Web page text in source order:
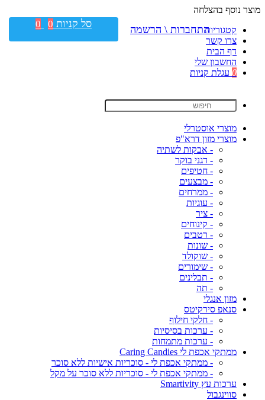
מוצר נוסף בהצלחה
קטגוריות
צרו קשר
דף הבית
החשבון שלי
0 עגלת קניות
מוצרי אוסטרלי
מוצרי מזון דרא"פ
- אבקות לשתיה
- דגני בוקר
- חטיפים
- מבצעים
- ממרחים
- עוגיות
- ציר
- קינוחים
- רטבים
- שונות
- שוקולד
- שימורים
- תבלינים
- תה
מזון אנגלי
סנאפ סירקיטס
- חלקי חילוף
- ערכות בסיסיות
- ערכות מתמחות
ממתקי אכפת לי Caring Candies
- ממתקי אכפת לי - סוכריות אישיות ללא סוכר
- ממתקי אכפת לי - סוכריות ללא סוכר על מקל
ערכות עץ Smartivity
סווינגבול
התחברות \ הרשמה סל קניות 0
0